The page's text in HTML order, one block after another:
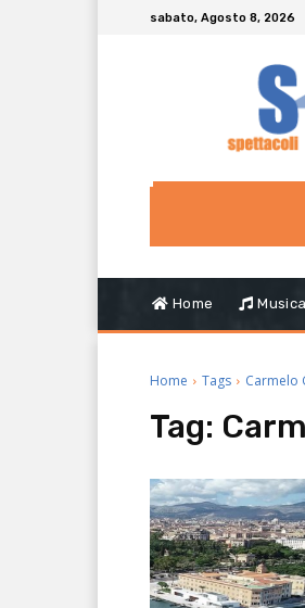
sabato, Agosto 8, 2026
Home Musica
Home Tags Carmelo
Tag: